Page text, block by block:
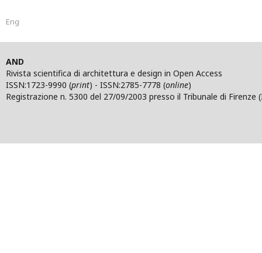
English
AND
Rivista scientifica di architettura e design in Open Access
ISSN:1723-9990 (print) - ISSN:2785-7778 (online)
Registrazione n. 5300 del 27/09/2003 presso il Tribunale di Firenze